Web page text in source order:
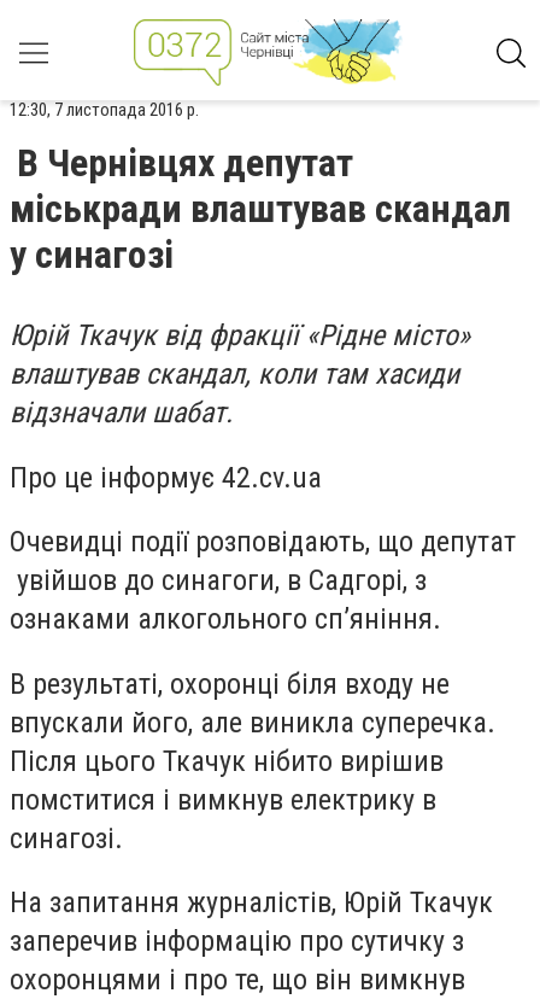
12:30, 7 листопада 2016 р.
В Чернівцях депутат
міськради влаштував скандал
у синагозі
Юрій Ткачук від фракції «Рідне місто»
влаштував скандал, коли там хасиди
відзначали шабат.
Про це інформує 42.cv.ua
Очевидці події розповідають, що депутат
увійшов до синагоги, в Садгорі, з
ознаками алкогольного сп’яніння.
В результаті, охоронці біля входу не
впускали його, але виникла суперечка.
Після цього Ткачук нібито вирішив
помститися і вимкнув електрику в
синагозі.
На запитання журналістів, Юрій Ткачук
заперечив інформацію про сутичку з
охоронцями і про те, що він вимкнув